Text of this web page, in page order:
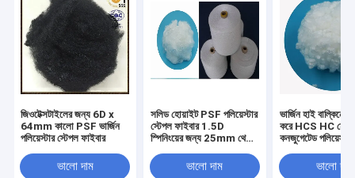
জিওটেক্সটাইলের জন্য 6D x
64mm কালো PSF ভার্জিন
পলিয়েস্টার স্টেপল ফাইবার
ভালো দাম
সলিড হোয়াইট PSF পলিয়েস্টার
স্টেপল ফাইবার 1.5D
স্পিনিংয়ের জন্য 25mm থেকে
ভালো দাম
ভার্জিন হাই বাল্কিনেস
করে HCS HC
কনজুগেটেড
ভালো দাম